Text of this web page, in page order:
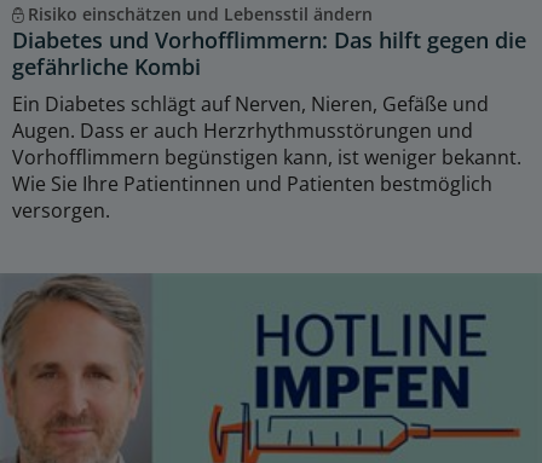
Risiko einschätzen und Lebensstil ändern
Diabetes und Vorhofflimmern: Das hilft gegen die
gefährliche Kombi
Ein Diabetes schlägt auf Nerven, Nieren, Gefäße und
Augen. Dass er auch Herzrhythmusstörungen und
Vorhofflimmern begünstigen kann, ist weniger bekannt.
Wie Sie Ihre Patientinnen und Patienten bestmöglich
versorgen.